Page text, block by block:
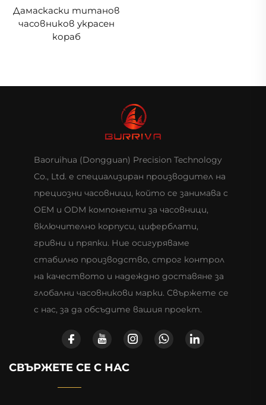
Дамаскаски титанов
часовников украсен
кораб
Baoruihua (Dongguan) Precision Technology
Co., Ltd. е специализиран производител на
прециозни часовници, който се занимава с
OEM и ODM компоненти за часовници,
включително корпуси, циферблати,
гривни и пряпки. Ние осигуряваме
стабилно производство, строг контрол
на качеството и надеждно доставяне за
глобални часовникови марки. Свържете се
с нас, за да обсъдите вашия проект.
СВЪРЖЕТЕ СЕ С НАС